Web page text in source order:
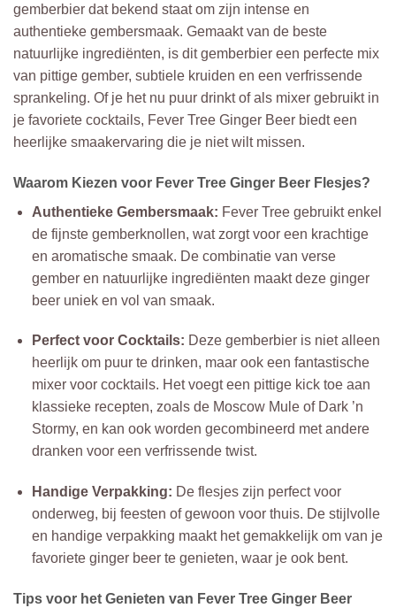
gemberbier dat bekend staat om zijn intense en
authentieke gembersmaak. Gemaakt van de beste
natuurlijke ingrediënten, is dit gemberbier een perfecte mix
van pittige gember, subtiele kruiden en een verfrissende
sprankeling. Of je het nu puur drinkt of als mixer gebruikt in
je favoriete cocktails, Fever Tree Ginger Beer biedt een
heerlijke smaakervaring die je niet wilt missen.
Waarom Kiezen voor Fever Tree Ginger Beer Flesjes?
Authentieke Gembersmaak: Fever Tree gebruikt enkel
de fijnste gemberknollen, wat zorgt voor een krachtige
en aromatische smaak. De combinatie van verse
gember en natuurlijke ingrediënten maakt deze ginger
beer uniek en vol van smaak.
Perfect voor Cocktails: Deze gemberbier is niet alleen
heerlijk om puur te drinken, maar ook een fantastische
mixer voor cocktails. Het voegt een pittige kick toe aan
klassieke recepten, zoals de Moscow Mule of Dark ’n
Stormy, en kan ook worden gecombineerd met andere
dranken voor een verfrissende twist.
Handige Verpakking: De flesjes zijn perfect voor
onderweg, bij feesten of gewoon voor thuis. De stijlvolle
en handige verpakking maakt het gemakkelijk om van je
favoriete ginger beer te genieten, waar je ook bent.
Tips voor het Genieten van Fever Tree Ginger Beer